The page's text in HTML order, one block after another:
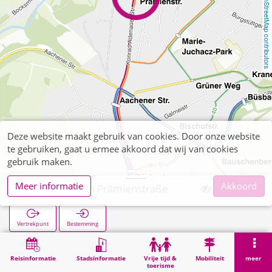
OpenStreetMap contributors
Reisinformatie Stadsinformatie
Vrije tijd &
toerisme
Mobiliteit meer
Münsterbusch Prämienstraße
Vertrekpunt Bestemming
Zoekopracht Münsterbusch Prämienstraße
Deze website maakt gebruik van cookies. Door onze website
te gebruiken, gaat u ermee akkoord dat wij van cookies
gebruik maken.
Meer informatie
Akkoord